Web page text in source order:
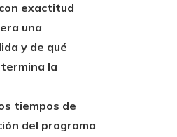
exactitud
una
y de qué
la
tiempos de
del programa